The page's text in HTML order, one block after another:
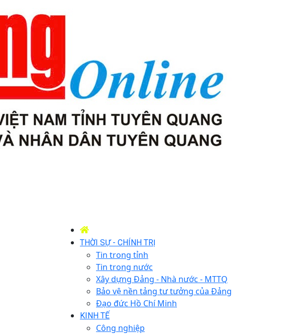
THỜI SỰ - CHÍNH TRỊ
Tin trong tỉnh
Tin trong nước
Xây dựng Đảng - Nhà nước - MTTQ
Bảo vệ nền tảng tư tưởng của Đảng
Đạo đức Hồ Chí Minh
KINH TẾ
Công nghiệp